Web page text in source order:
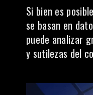
Si bien es
se basan en
puede analizar
y sutilezas del